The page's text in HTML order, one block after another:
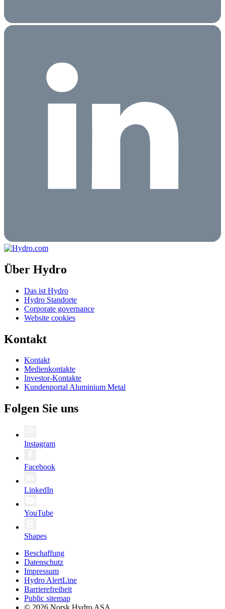
Über Hydro
Das ist Hydro
Hydro Standorte
Corporate governance
Website cookies
Kontakt
Kontakt
Medienkontakte
Investor-Kontakte
Kundenportal Aluminium Metal
Folgen Sie uns
Instagram
Facebook
LinkedIn
YouTube
Shapes
Beschaffung
Datenschutz
Impressum
Hydro AlertLine
Barrierefreiheit
Public sitemap